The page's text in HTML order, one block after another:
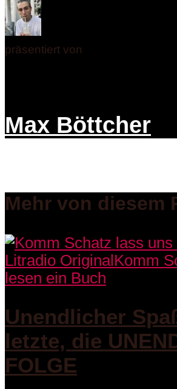
präsentiert von
Max Böttcher
Mehr von diesem
Litradio Original Komm
lesen ein Buch
Unendlicher
letzte, die
FOLGE